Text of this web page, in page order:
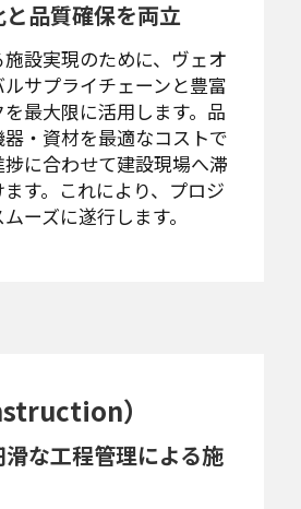
品質確保を両立
設実現のために、ヴェオ
サプライチェーンと豊富
最大限に活用します。品
・資材を最適なコストで
に合わせて建設現場へ滞
す。これにより、プロジ
ーズに遂行します。
）
な工程管理による施